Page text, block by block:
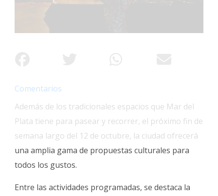
Fotos
de
Familia
Clasificados
Fúnebres
Comentarios
Además de los tradicionales espacios que Mar del
Plata tiene para pasear y recorrer, el próximo fin de
semana largo del 12 de octubre, la ciudad ofrecerá
una amplia gama de propuestas culturales para
todos los gustos.
Entre las actividades programadas, se destaca la